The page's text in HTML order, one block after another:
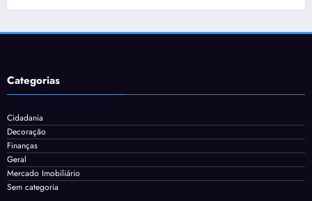
Categorias
Cidadania
Decoração
Finanças
Geral
Mercado Imobiliário
Sem categoria